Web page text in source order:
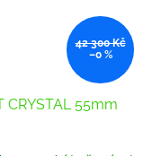
42 300 Kč
–0 %
CRYSTAL 55mm